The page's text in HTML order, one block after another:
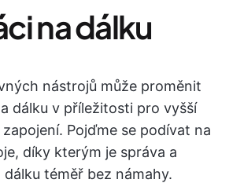
na dálku
nástrojů může proměnit
dálku v příležitosti pro vyšší
Pojďme se podívat na
díky kterým je správa a
dálku téměř bez námahy.